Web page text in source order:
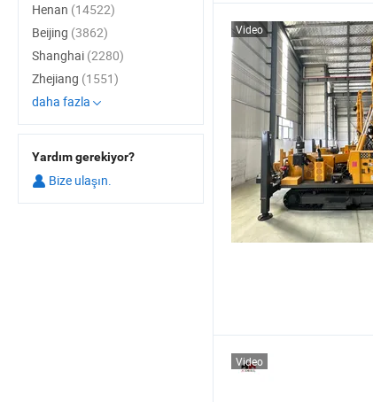
Video
Video
Henan (14522)
Beijing (3862)
Shanghai (2280)
Zhejiang (1551)
daha fazla
Yardım gerekiyor?
Bize ulaşın.